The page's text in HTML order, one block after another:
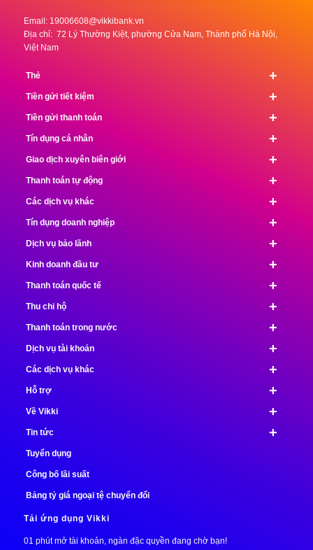
Email: 19006608@vikkibank.vn
Địa chỉ: 72 Lý Thường Kiệt, phường Cửa Nam, Thành phố Hà Nội,
Việt Nam
+
Thẻ
+
Tiền gửi tiết kiệm
+
Tiền gửi thanh toán
+
Tín dụng cá nhân
+
Giao dịch xuyên biên giới
+
Thanh toán tự động
+
Các dịch vụ khác
+
Tín dụng doanh nghiệp
+
Dịch vụ bảo lãnh
+
Kinh doanh đầu tư
+
Thanh toán quốc tế
+
Thu chi hộ
+
Thanh toán trong nước
+
Dịch vụ tài khoản
+
Các dịch vụ khác
+
Hỗ trợ
+
Về Vikki
+
Tin tức
Tuyển dụng
Công bố lãi suất
Bảng tỷ giá ngoại tệ chuyển đổi
Tải ứng dụng Vikki
01 phút mở tài khoản, ngàn đặc quyền đang chờ bạn!